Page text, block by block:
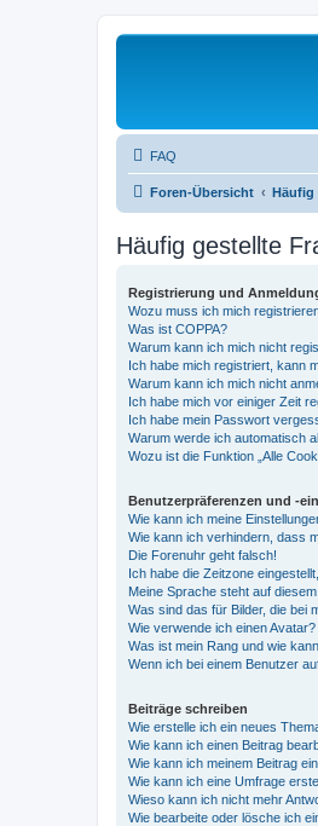
FAQ
Foren-Übersicht Häufig
Häufig gestellte
Registrierung und
Wozu muss ich mich
Was ist COPPA?
Warum kann ich mich nicht
Ich habe mich registriert, kann
Warum kann ich mich nicht
Ich habe mich vor einiger Zeit
Ich habe mein Passwort
Warum werde ich automatisch
Wozu ist die Funktion „Alle
Benutzerpräferenzen und -
Wie kann ich meine
Wie kann ich verhindern, dass
Die Forenuhr geht falsch!
Ich habe die Zeitzone
Meine Sprache steht auf
Was sind das für Bilder, die bei
Wie verwende ich einen Avatar?
Was ist mein Rang und wie
Wenn ich bei einem Benutzer
Beiträge schreiben
Wie erstelle ich ein neues
Wie kann ich einen Beitrag
Wie kann ich meinem Beitrag
Wie kann ich eine Umfrage
Wieso kann ich nicht mehr
Wie bearbeite oder lösche ich